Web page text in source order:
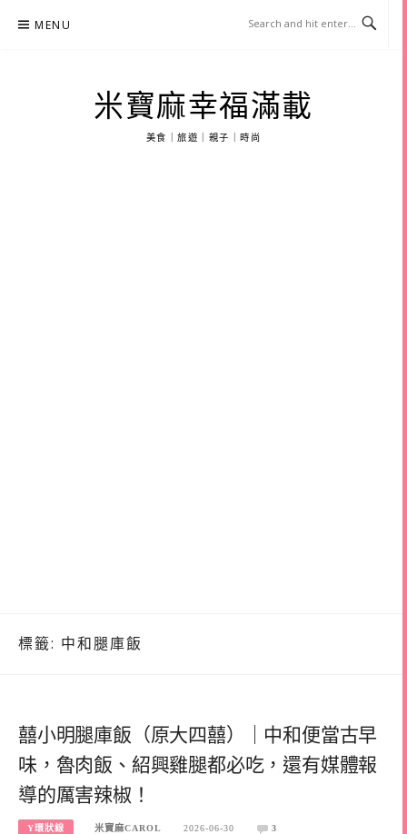
MENU
米寶麻幸福滿載
美食｜旅遊｜親子｜時尚
標籤: 中和腿庫飯
囍小明腿庫飯（原大四囍）｜中和便當古早
味，魯肉飯、紹興雞腿都必吃，還有媒體報
導的厲害辣椒！
Y環狀線 米寶麻CAROL 2026-06-30 3